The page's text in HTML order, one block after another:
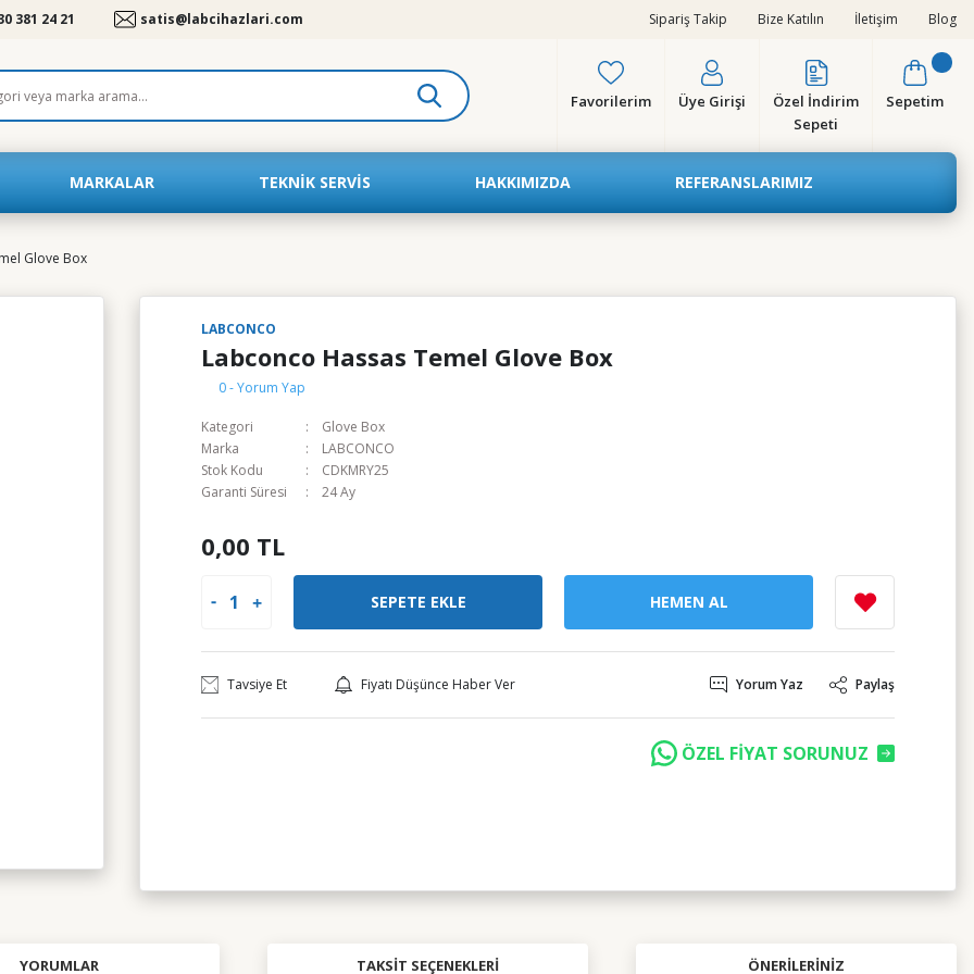
381 24 21 satis@labcihazlari.com Sipariş Takip Bize Katılın İletişim Blog
Favorilerim Üye Girişi
Özel İndirim
Sepeti
Sepetim
MARKALAR TEKNIK SERVIS HAKKIMIZDA REFERANSLARIMIZ
Glove Box
LABCONCO
Labconco Hassas Temel Glove Box
0 - Yorum Yap
Kategori
Glove Box
Marka
LABCONCO
Stok Kodu
CDKMRY25
Garanti Süresi
24 Ay
0,00 TL
SEPETE EKLE HEMEN AL
Tavsiye Et Fiyatı Düşünce Haber Ver Yorum Yaz Paylaş
ÖZEL FİYAT SORUNUZ
YORUMLAR TAKSIT SEÇENEKLERI ÖNERILERINIZ